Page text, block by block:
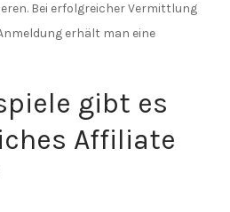
Bei erfolgreicher Vermittlung
erhält man eine
gibt es
Affiliate